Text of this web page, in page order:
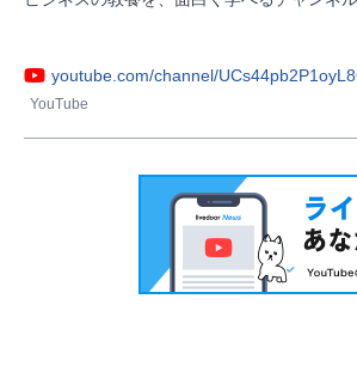
youtube.com/channel/
YouTube